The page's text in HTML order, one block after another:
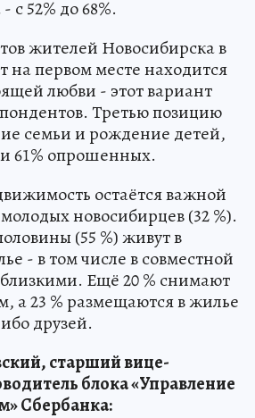
с 52% до 68%.
жителей Новосибирска в
на первом месте находится
любви - этот вариант
Третью позицию
семьи и рождение детей,
61% опрошенных.
остаётся важной
новосибирцев (32 %).
(55 %) живут в
- в том числе в совместной
близкими. Ещё 20 % снимают
а 23 % размещаются в жилье
друзей.
старший вице-
блока «Управление
Сбербанка: